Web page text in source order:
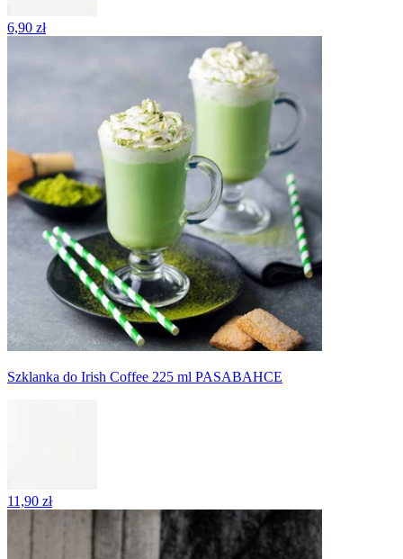
6,90 zł
Szklanka do Irish Coffee 225 ml PASABAHCE
11,90 zł